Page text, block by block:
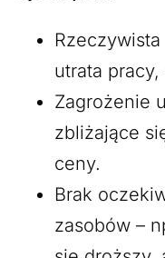
utrata
Zagrożenie
zbliżające
ceny.
Brak
zasobów –